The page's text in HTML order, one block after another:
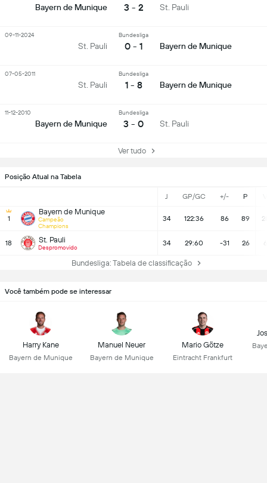
Posição Atual na Tabela
J GP/GC +/- P
1
Bayern de Munique
Campeão
Champions
34 122:36 86 89
18 St. Pauli
Despromovido
34 29:60 -31 26
Bundesliga: Tabela de classificação
Bayern de Munique 3 - 2 St. Pauli
St. Pauli
Bundesliga
0 - 1 Bayern de Munique
09-11-2024
St. Pauli
Bundesliga
1 - 8 Bayern de Munique
07-05-2011
Bayern de Munique
Bundesliga
3 - 0 St. Pauli
11-12-2010
Ver tudo
Você também pode se interessar
Harry Kane
Bayern de Munique
Manuel Neuer
Bayern de Munique
Mario Götze
Eintracht Frankfurt